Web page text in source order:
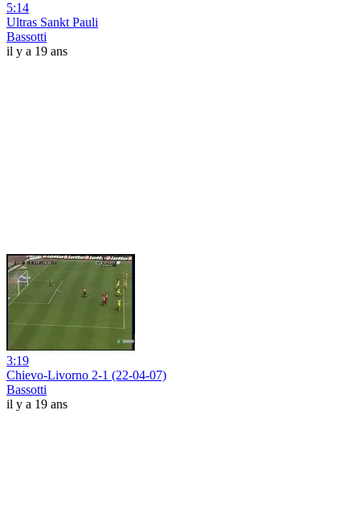
5:14
Ultras Sankt Pauli
Bassotti
il y a 19 ans
3:19
Chievo-Livorno 2-1 (22-04-07)
Bassotti
il y a 19 ans